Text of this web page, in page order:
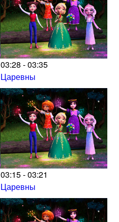
03:28 - 03:35
Царевны
03:15 - 03:21
Царевны